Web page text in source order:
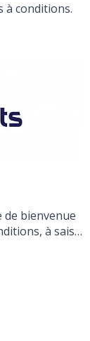
à conditions.
de bienvenue
à saisir